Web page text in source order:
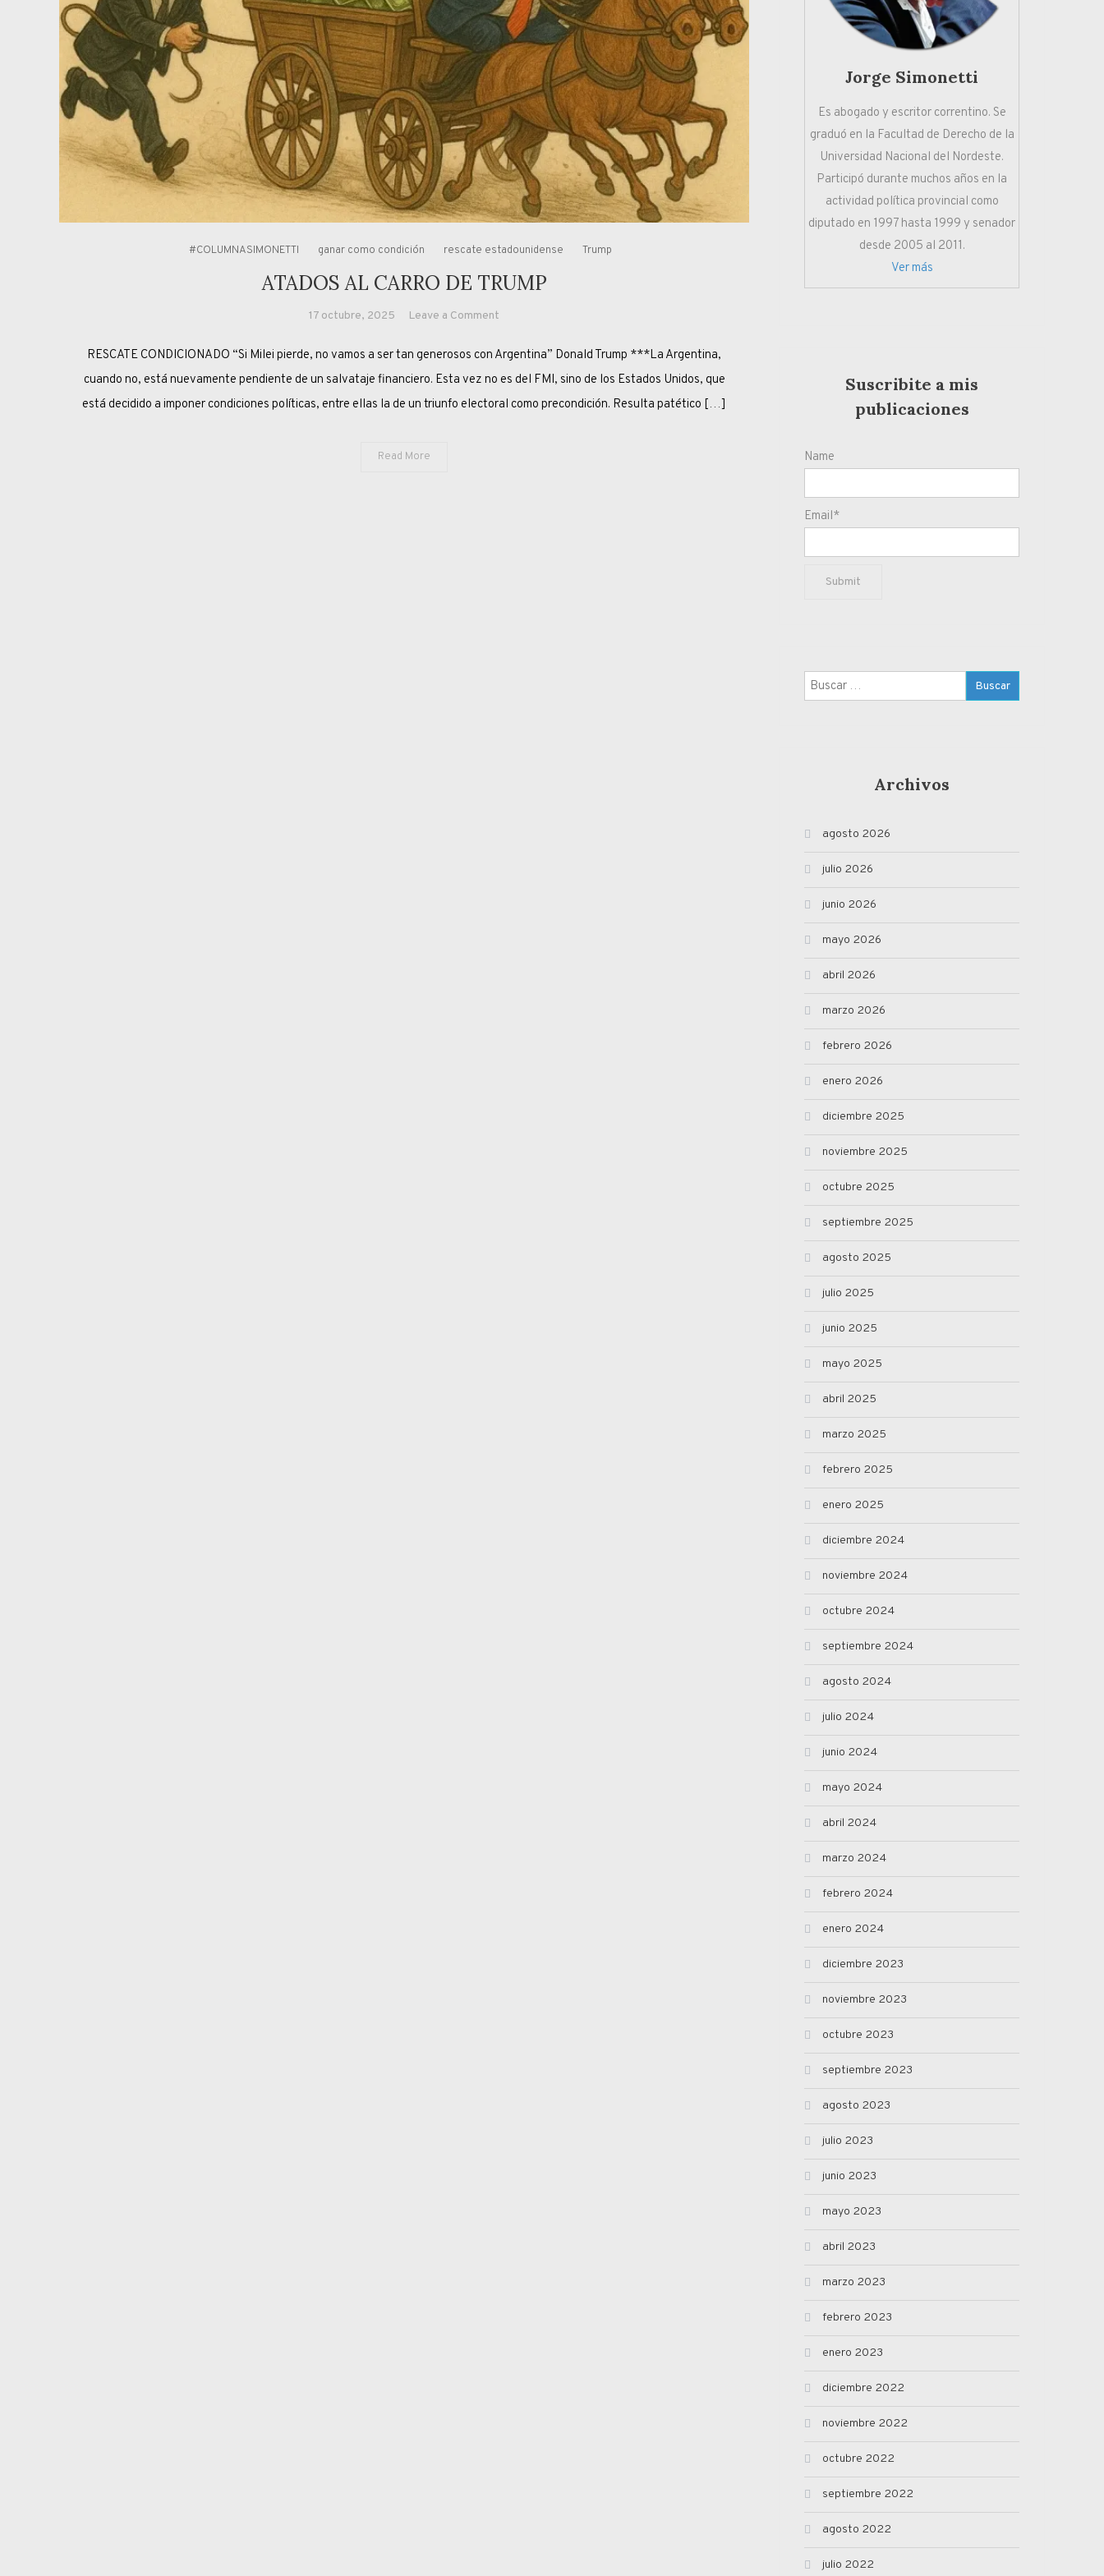
#COLUMNASIMONETTI ganar como condición rescate estadounidense Trump
ATADOS AL CARRO DE TRUMP
17 octubre, 2025 Leave a Comment
AL
CARRO
DE
RESCATE CONDICIONADO “Si Milei pierde, no vamos a ser tan generosos con Argentina” Donald Trump ***La Argentina,
cuando no, está nuevamente pendiente de un salvataje financiero. Esta vez no es del FMI, sino de los Estados Unidos, que
está decidido a imponer condiciones políticas, entre ellas la de un triunfo electoral como precondición. Resulta patético […]
Read More
Jorge Simonetti
Es abogado y escritor correntino. Se
graduó en la Facultad de Derecho de la
Universidad Nacional del Nordeste.
Participó durante muchos años en la
actividad política provincial como
diputado en 1997 hasta 1999 y senador
desde 2005 al 2011.
Ver más
Suscribite a mis
publicaciones
Name
Email*
Buscar:
Archivos
agosto 2026
julio 2026
junio 2026
mayo 2026
abril 2026
marzo 2026
febrero 2026
enero 2026
diciembre 2025
noviembre 2025
octubre 2025
septiembre 2025
agosto 2025
julio 2025
junio 2025
mayo 2025
abril 2025
marzo 2025
febrero 2025
enero 2025
diciembre 2024
noviembre 2024
octubre 2024
septiembre 2024
agosto 2024
julio 2024
junio 2024
mayo 2024
abril 2024
marzo 2024
febrero 2024
enero 2024
diciembre 2023
noviembre 2023
octubre 2023
septiembre 2023
agosto 2023
julio 2023
junio 2023
mayo 2023
abril 2023
marzo 2023
febrero 2023
enero 2023
diciembre 2022
noviembre 2022
octubre 2022
septiembre 2022
agosto 2022
julio 2022